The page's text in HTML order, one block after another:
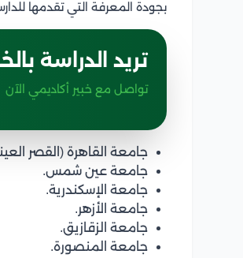
بجودة المعرفة التي تقدمها
تريد الدراسة
تواصل مع خبير أكاديمي الآن
جامعة القاهرة (القصر
جامعة عين شمس.
جامعة الإسكندرية.
جامعة الأزهر.
جامعة الزقازيق.
جامعة المنصورة.